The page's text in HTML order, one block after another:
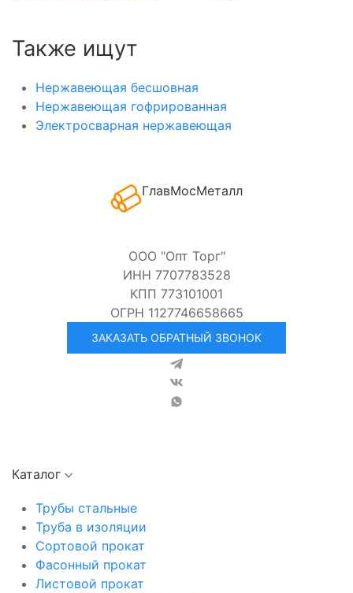
Также ищут
Нержавеющая бесшовная
Нержавеющая гофрированная
Электросварная нержавеющая
ГлавМосМеталл
ООО "Опт Торг"
ИНН 7707783528
КПП 773101001
ОГРН 1127746658665
ЗАКАЗАТЬ ОБРАТНЫЙ ЗВОНОК
Каталог
Трубы стальные
Труба в изоляции
Сортовой прокат
Фасонный прокат
Листовой прокат